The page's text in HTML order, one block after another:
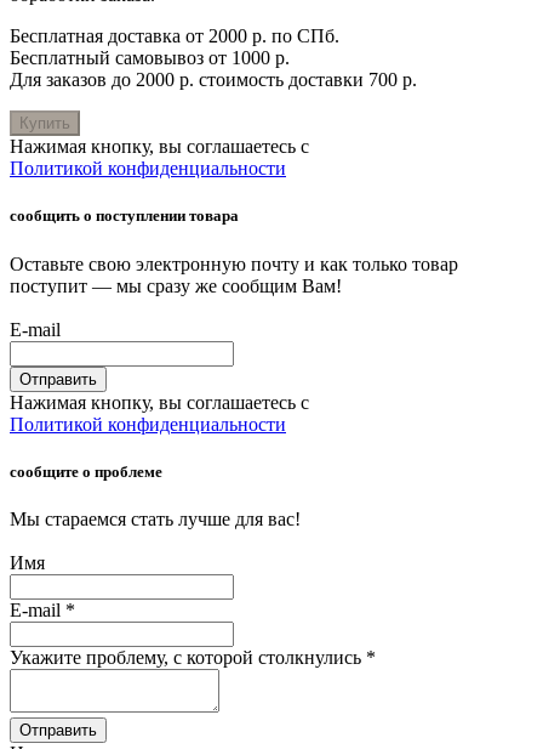
Бесплатная доставка от 2000 р. по СПб.
Бесплатный самовывоз от 1000 р.
Для заказов до 2000 р. стоимость доставки 700 р.
Купить
Нажимая кнопку, вы соглашаетесь с
Политикой конфиденциальности
сообщить о поступлении товара
Оставьте свою электронную почту и как только товар
поступит — мы сразу же сообщим Вам!
E-mail
Отправить
Нажимая кнопку, вы соглашаетесь с
Политикой конфиденциальности
сообщите о проблеме
Мы стараемся стать лучше для вас!
Имя
E-mail *
Укажите проблему, с которой столкнулись *
Отправить